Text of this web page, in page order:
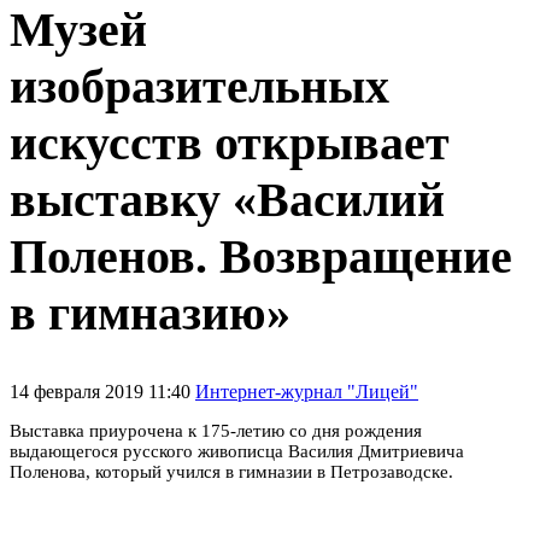
Музей
изобразительных
искусств открывает
выставку «Василий
Поленов. Возвращение
в гимназию»
14 февраля 2019 11:40 Интернет-журнал "Лицей"
Выставка приурочена к 175-летию со дня рождения
выдающегося русского живописца Василия Дмитриевича
Поленова, который учился в гимназии в Петрозаводске.